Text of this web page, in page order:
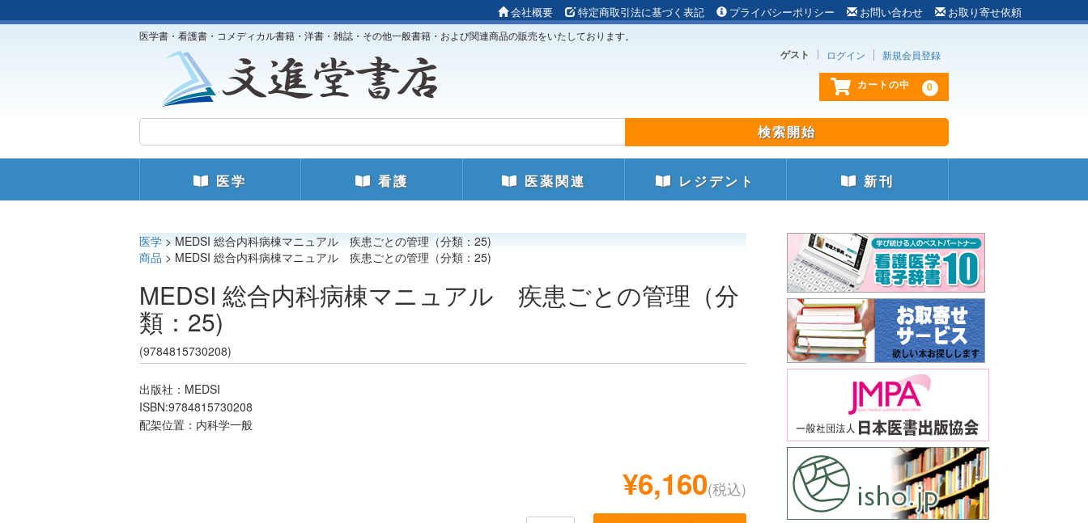
会社概要 特定商取引法に基づく表記 プライバシーポリシー お問い合わせ お取り寄せ依頼
医学書・看護書・コメディカル書籍・洋書・雑誌・その他一般書籍・および関連商品の販売をいたしております。
ゲスト ログイン 新規会員登録
カートの中 0
医学 看護 医薬関連 レジデント 新刊
医学 > MEDSI 総合内科病棟マニュアル 疾患ごとの管理（分類：25)
商品 > MEDSI 総合内科病棟マニュアル 疾患ごとの管理（分類：25)
MEDSI 総合内科病棟マニュアル 疾患ごとの管理（分
類：25)
(9784815730208)
出版社：MEDSI
ISBN:9784815730208
配架位置：内科学一般
¥6,160(税込)